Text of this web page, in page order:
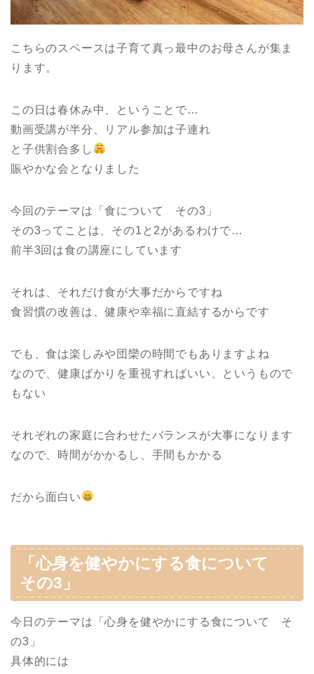
こちらのスペースは子育て真っ最中のお母さんが集ま
ります。
この日は春休み中、ということで…
動画受講が半分、リアル参加は子連れ
と子供割合多し
賑やかな会となりました
今回のテーマは「食について その3」
その3ってことは、その1と2があるわけで…
前半3回は食の講座にしています
それは、それだけ食が大事だからですね
食習慣の改善は、健康や幸福に直結するからです
でも、食は楽しみや団欒の時間でもありますよね
なので、健康ばかりを重視すればいい、というもので
もない
それぞれの家庭に合わせたバランスが大事になります
なので、時間がかかるし、手間もかかる
だから面白い
「心身を健やかにする食について
その3」
今日のテーマは「心身を健やかにする食について そ
の3」
具体的には